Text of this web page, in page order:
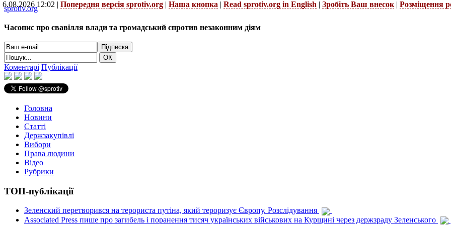
6.08.2026 12:02 | Попередня версія sprotiv.org | Наша кнопка | Read sprotiv.org in English | Зробіть Ваш внесок | Розміщення
sprotiv.org
Часопис про свавілля влади та громадський спротив незаконним діям
Коментарі Публікації
Головна
Новини
Статті
Держзакупівлі
Вибори
Права людини
Відео
Рубрики
ТОП-публікації
Зеленский перетворився на терориста путіна, який тероризує Європу. Розслідування
Associated Press пише про загибель і поранення тисяч українських військових на Курщині через держзраду Зеленського